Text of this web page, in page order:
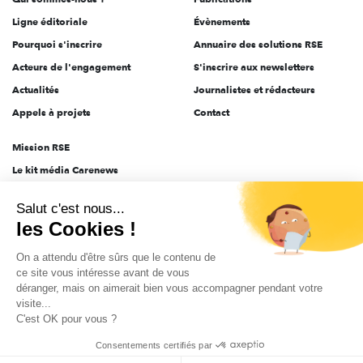
Ligne éditoriale
Pourquoi s'inscrire
Acteurs de l'engagement
Actualités
Appels à projets
Évènements
Annuaire des solutions RSE
S'inscrire aux newsletters
Journalistes et rédacteurs
Contact
Mission RSE
Le kit média Carenews
AEF info
Novethic
PRODURABLE
Inclusiv Day
Données personnelles Mentions légales 2025-2026 Tout droits réservés
Salut c'est nous...
les Cookies !
On a attendu d'être sûrs que le contenu de
ce site vous intéresse avant de vous
déranger, mais on aimerait bien vous accompagner pendant votre
visite...
C'est OK pour vous ?
Consentements certifiés par